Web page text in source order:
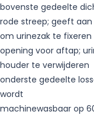
bovenste gedeelte
rode streep; geeft
om urinezak te fixeren
opening voor aftap;
houder te verwijderen
onderste gedeelte
wordt
machinewasbaar op